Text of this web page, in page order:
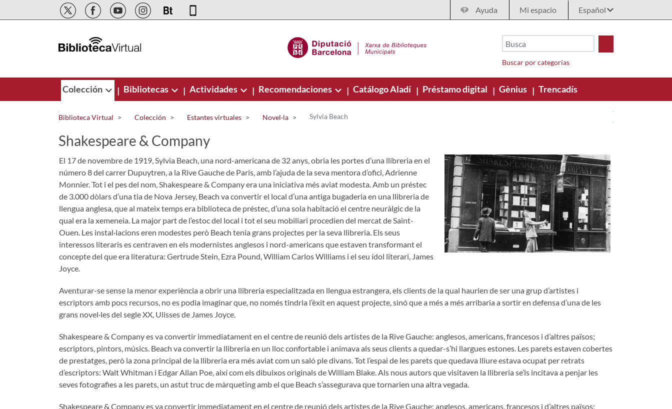
Saltar al contenido principal Ayuda Mi espacio
Buscar por categorías
Colección | Bibliotecas | Actividades | Recomendaciones | Catálogo Aladí | Préstamo digital | Gènius | Trencadís
Biblioteca Virtual Colección Estantes virtuales Novel·la Sylvia Beach
Shakespeare & Company
El 17 de novembre de 1919, Sylvia Beach, una nord-americana de 32 anys, obria les portes d’una llibreria en el
número 8 del carrer Dupuytren, a la Rive Gauche de Paris, amb l’ajuda de la seva mentora d’ofici, Adrienne
Monnier. Tot i el pes del nom, Shakespeare & Company era una iniciativa més aviat modesta. Amb un préstec
de 3.000 dòlars d’una tia de Nova Jersey, Beach va convertir el local d’una antiga bugaderia en una llibreria de
llengua anglesa, que al mateix temps era biblioteca de préstec, d’una sola habitació el centre neuràlgic de la
qual era la xemeneia. La major part de l’estoc del local i tot el seu mobiliari procedien del mercat de Saint-
Ouen. Les instal·lacions eren modestes però Beach tenia grans projectes per la seva llibreria. Els seus
interessos literaris es centraven en els modernistes anglesos i nord-americans que estaven transformant el
concepte del que era literatura: Gertrude Stein, Ezra Pound, William Carlos Williams i el seu ídol literari, James
Joyce.
Aventurar-se sense la menor experiència a obrir una llibreria especialitzada en llengua estrangera, els clients de la qual haurien de ser una grup d’artistes i
escriptors amb pocs recursos, no es podia imaginar que, no només tindria l’èxit en aquest projecte, sinó que a més a més arribaria a sortir en defensa d’una de les
grans novel·les del segle XX, Ulisses de James Joyce.
Shakespeare & Company es va convertir immediatament en el centre de reunió dels artistes de la Rive Gauche: anglesos, americans, francesos i d’altres països;
escriptors, pintors, músics. Beach va convertir la llibreria en un lloc confortable i animava als seus clients a quedar-s’hi llargues estones. Les parets estaven cobertes
de prestatges, però la zona principal de la llibreria era més aviat com un saló ple divans. Tot l’espai de les parets que quedava lliure estava ocupat per retrats
d’escriptors: Walt Whitman i Edgar Allan Poe, així com els dibuixos originals de William Blake. Als nous autors que visitaven la llibreria se’ls incitava a penjar les
seves fotografies a les parets, un astut truc de màrqueting amb el que Beach s’assegurava que tornarien una altra vegada.
Shakespeare & Company es va convertir immediatament en el centre de reunió dels artistes de la Rive Gauche: anglesos, americans, francesos i d’altres països;